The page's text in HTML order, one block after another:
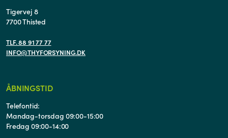
Tigervej 8
7700 Thisted
TLF. 88 91 77 77
INFO@THYFORSYNING.DK
ÅBNINGSTID
Telefontid:
Mandag-torsdag 09:00-15:00
Fredag 09:00-14:00